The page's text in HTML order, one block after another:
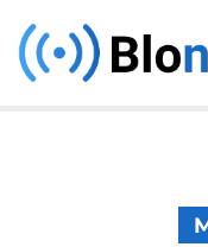
Skip
to